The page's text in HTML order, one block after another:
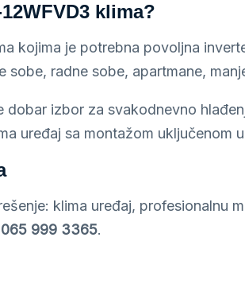
klima?
kojima je potrebna povoljna
radne sobe, apartmane,
izbor za svakodnevno
uređaj sa montažom uključenom
klima uređaj, profesionalnu
065 999 3365.